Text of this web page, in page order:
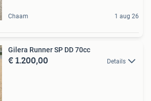
Chaam 1 aug 26
Gilera Runner SP DD 70cc
€ 1.200,00 Details